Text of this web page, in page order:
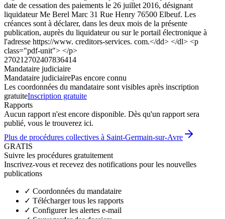
date de cessation des paiements le 26 juillet 2016, désignant
liquidateur Me Berel Marc 31 Rue Henry 76500 Elbeuf. Les
créances sont à déclarer, dans les deux mois de la présente
publication, auprès du liquidateur ou sur le portail électronique à
l'adresse https://www. creditors-services. com.</dd> </dl> <p
class="pdf-unit"> </p>
270212702407836414
Mandataire judiciaire
Mandataire judiciairePas encore connu
Les coordonnées du mandataire sont visibles après inscription
gratuiteInscription gratuite
Rapports
Aucun rapport n'est encore disponible. Dès qu'un rapport sera
publié, vous le trouverez ici.
Plus de procédures collectives à Saint-Germain-sur-Avre
GRATIS
Suivre les procédures gratuitement
Inscrivez-vous et recevez des notifications pour les nouvelles
publications
✓ Coordonnées du mandataire
✓ Télécharger tous les rapports
✓ Configurer les alertes e-mail